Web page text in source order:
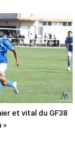
et vital du GF38
»